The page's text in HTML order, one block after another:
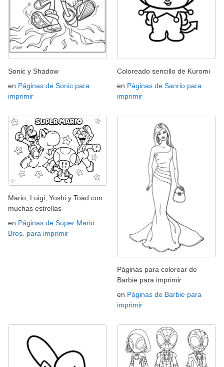
Sonic y Shadow
en Páginas de Sonic para
imprimir
Coloreado sencillo de Kuromi
en Páginas de Sanrio para
imprimir
Mario, Luigi, Yoshi y Toad con
muchas estrellas
en Páginas de Super Mario
Bros. para imprimir
Páginas para colorear de
Barbie para imprimir
en Páginas de Barbie para
imprimir